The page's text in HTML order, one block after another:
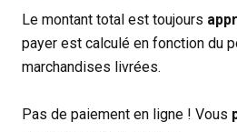
Le montant total est toujours
payer est calculé en fonction du
marchandises livrées.
Pas de paiement en ligne ! Vous